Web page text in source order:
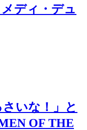
ディ・デュ
いな！」と
OF THE